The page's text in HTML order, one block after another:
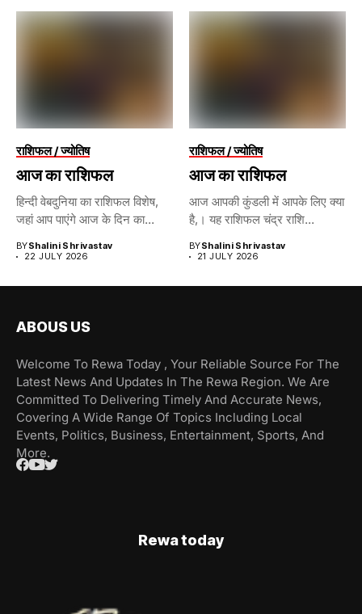
राशिफल / ज्योतिष
आज का राशिफल
हिन्दी वेबदुनिया का राशिफल विशेष,
जहां आप पाएंगे आज के दिन का...
BYShalini Shrivastav
22 JULY 2026
राशिफल / ज्योतिष
आज का राशिफल
आज आपकी कुंडली में आपके लिए क्या
है,। यह राशिफल चंद्र राशि...
BYShalini Shrivastav
21 JULY 2026
ABOUS US
Welcome To Rewa Today , Your Reliable Source For The
Latest News And Updates In The Rewa Region. We Are
Committed To Delivering Timely And Accurate News,
Covering A Wide Range Of Topics Including Local
Events, Politics, Business, Entertainment, Sports, And
More.
Rewa today